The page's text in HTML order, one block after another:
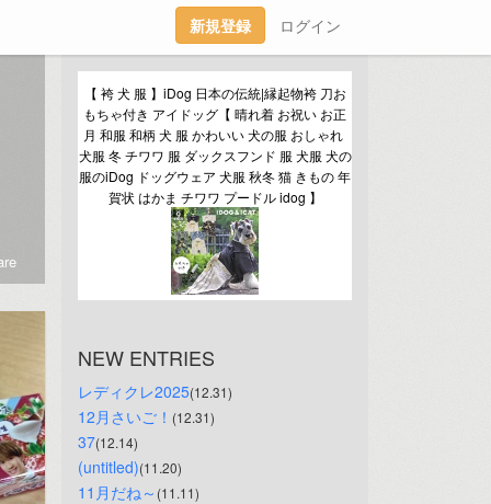
新規登録 ログイン
【 袴 犬 服 】iDog 日本の伝統|縁起物袴 刀お
もちゃ付き アイドッグ【 晴れ着 お祝い お正
月 和服 和柄 犬 服 かわいい 犬の服 おしゃれ
犬服 冬 チワワ 服 ダックスフンド 服 犬服 犬の
服のiDog ドッグウェア 犬服 秋冬 猫 きもの 年
賀状 はかま チワワ プードル idog 】
NEW ENTRIES
レディクレ2025(12.31)
12月さいご！ (12.31)
37(12.14)
(untitled)(11.20)
11月だね～ (11.11)